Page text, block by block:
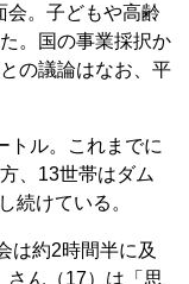
会。子どもや高齢
。国の事業採択か
の議論はなお、平
ル。これまでに
、13世帯はダム
続けている。
は約2時間半に及
さん（17）は「思